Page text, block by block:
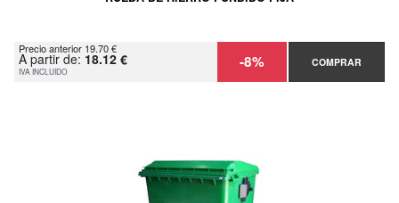
Precio anterior 19.70 €
A partir de: 18.12 €
IVA INCLUIDO -8% COMPRAR